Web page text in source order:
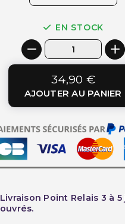
EN STOCK
34,90 €
AJOUTER AU PANIER
Livraison Point Relais 3 à
ouvrés.